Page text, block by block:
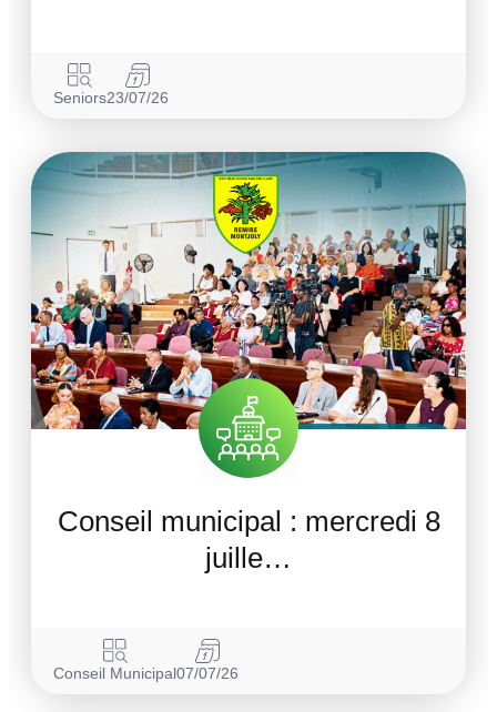
Seniors23/07/26
Conseil municipal : mercredi 8
juille…
Conseil Municipal07/07/26